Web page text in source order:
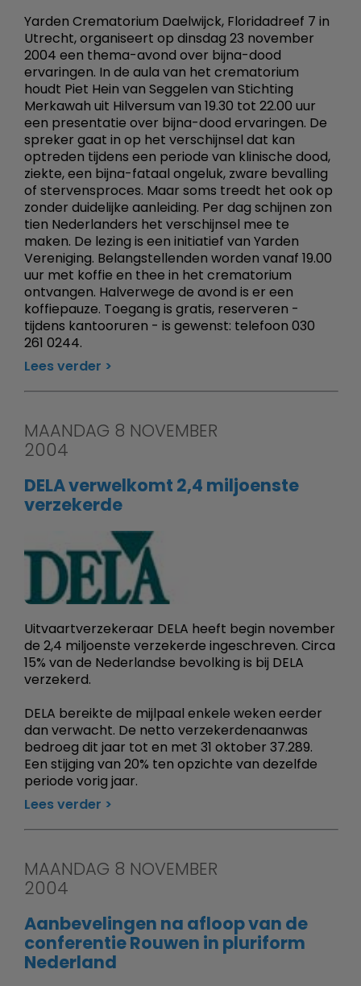
Yarden Crematorium Daelwijck, Floridadreef 7 in
Utrecht, organiseert op dinsdag 23 november
2004 een thema-avond over bijna-dood
ervaringen. In de aula van het crematorium
houdt Piet Hein van Seggelen van Stichting
Merkawah uit Hilversum van 19.30 tot 22.00 uur
een presentatie over bijna-dood ervaringen. De
spreker gaat in op het verschijnsel dat kan
optreden tijdens een periode van klinische dood,
ziekte, een bijna-fataal ongeluk, zware bevalling
of stervensproces. Maar soms treedt het ook op
zonder duidelijke aanleiding. Per dag schijnen zon
tien Nederlanders het verschijnsel mee te
maken. De lezing is een initiatief van Yarden
Vereniging. Belangstellenden worden vanaf 19.00
uur met koffie en thee in het crematorium
ontvangen. Halverwege de avond is er een
koffiepauze. Toegang is gratis, reserveren -
tijdens kantooruren - is gewenst: telefoon 030
261 0244.
Lees verder
MAANDAG 8 NOVEMBER
2004
DELA verwelkomt 2,4 miljoenste
verzekerde
Uitvaartverzekeraar DELA heeft begin november
de 2,4 miljoenste verzekerde ingeschreven. Circa
15% van de Nederlandse bevolking is bij DELA
verzekerd.
DELA bereikte de mijlpaal enkele weken eerder
dan verwacht. De netto verzekerdenaanwas
bedroeg dit jaar tot en met 31 oktober 37.289.
Een stijging van 20% ten opzichte van dezelfde
periode vorig jaar.
Lees verder
MAANDAG 8 NOVEMBER
2004
Aanbevelingen na afloop van de
conferentie Rouwen in pluriform
Nederland